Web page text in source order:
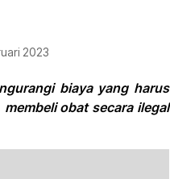
2023
biaya yang harus
obat secara ilegal